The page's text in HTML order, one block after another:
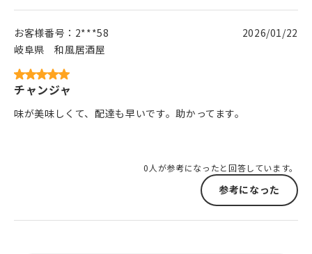
お客様番号： 2***58
岐阜県
和風居酒屋
2026/01/22
チャンジャ
味が美味しくて、配達も早いです。助かってます。
0人が参考になったと回答しています。
参考になった